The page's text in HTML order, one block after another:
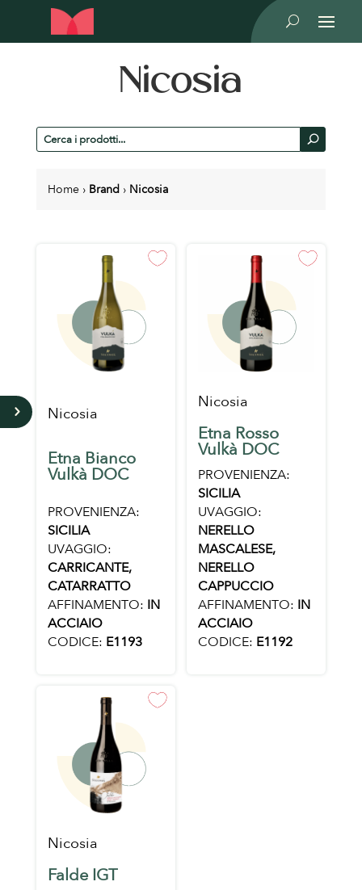
U
Nicosia
Cerca
prodotti
U
Home › Brand › Nicosia
5 Nicosia
Etna Bianco
Vulkà DOC
PROVENIENZA:
SICILIA
UVAGGIO:
CARRICANTE,
CATARRATTO
AFFINAMENTO: IN
ACCIAIO
CODICE: E1193
Nicosia
Etna Rosso
Vulkà DOC
PROVENIENZA:
SICILIA
UVAGGIO:
NERELLO
MASCALESE,
NERELLO
CAPPUCCIO
AFFINAMENTO: IN
ACCIAIO
CODICE: E1192
Nicosia
Falde IGT